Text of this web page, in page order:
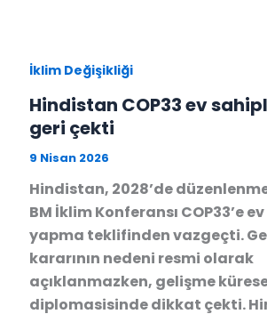
İklim Değişikliği
Hindistan COP33 ev
geri çekti
9 Nisan 2026
Hindistan, 2028’de
BM İklim Konferansı COP33’e
yapma teklifinden vazgeçti.
kararının nedeni resmi olarak
açıklanmazken, gelişme
diplomasisinde dikkat çekti.